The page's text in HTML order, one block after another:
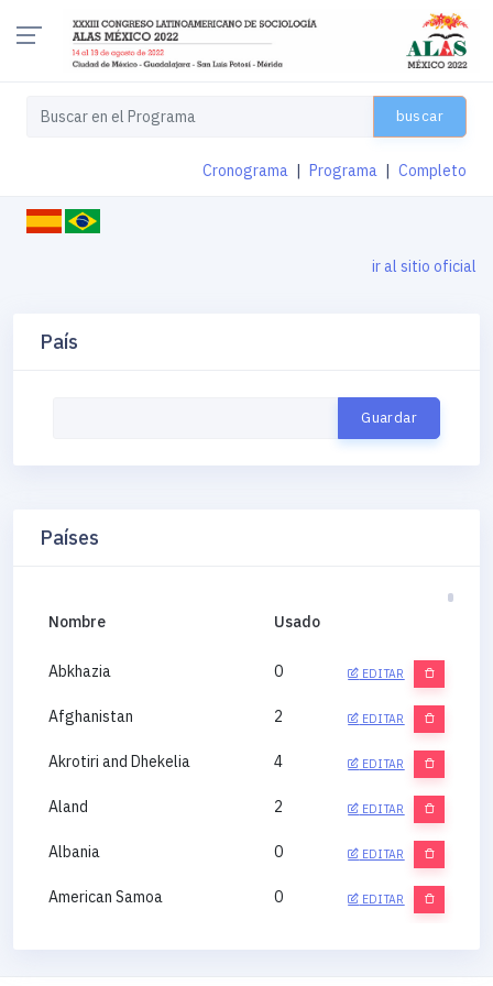
buscar
Cronograma Programa Completo
ir al sitio oficial
País
Países
Nombre Usado
Abkhazia 0 EDITAR
Afghanistan 2 EDITAR
Akrotiri and Dhekelia 4 EDITAR
Aland 2 EDITAR
Albania 0 EDITAR
American Samoa 0 EDITAR